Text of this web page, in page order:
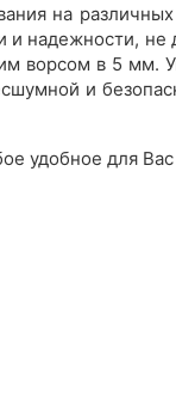
на
надежности, не
ворсом в 5 мм.
и
удобное для